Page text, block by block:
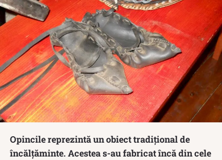
Opincile reprezintă un obiect tradițional de
încălțăminte. Acestea s-au fabricat încă din cele